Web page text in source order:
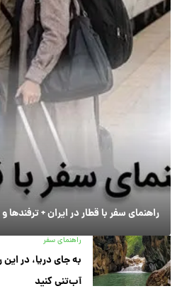
راهنمای سفر با قطار در ایران +
راهنمای سفر
به جای دریا، در
آب‌تنی کنید